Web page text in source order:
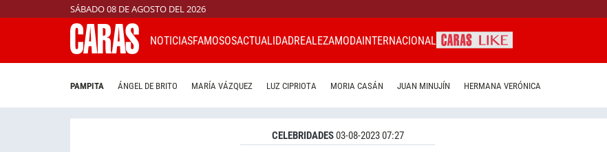
SÁBADO 08 DE AGOSTO DEL 2026
NOTICIASFAMOSOSACTUALIDADREALEZAMODAINTERNACIONAL
PAMPITA ÁNGEL DE BRITO MARÍA VÁZQUEZ LUZ CIPRIOTA MORIA CASÁN JUAN MINUJÍN HERMANA VERÓNICA
CELEBRIDADES03-08-2023 07:27